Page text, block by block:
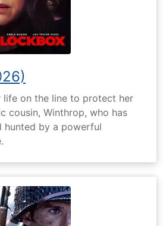
life on the line to protect her
cousin, Winthrop, who has
hunted by a powerful